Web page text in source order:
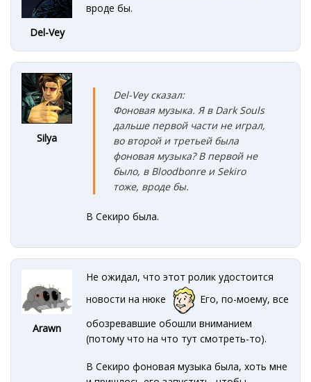
Del-Vey
вроде бы.
Silya
Del-Vey сказал:
Фоновая музыка. Я в Dark Souls
дальше первой части не играл,
во второй и третьей была
фоновая музыка? В первой не
было, в Bloodbonre и Sekiro
тоже, вроде бы.
В Секиро была.
Arawn
Не ожидал, что этот ролик удостоится
новости на нюке
Его, по-моему, все
обозревавшие обошли вниманием
(потому что на что тут смотреть-то).
В Секиро фоновая музыка была, хоть мне